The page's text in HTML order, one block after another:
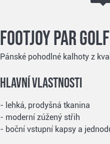
FootJoy Par
Pánské pohodlné kalhoty z
Hlavní vlastnosti
- lehká, prodyšná tkanina
- moderní zúžený střih
- boční vstupní kapsy a